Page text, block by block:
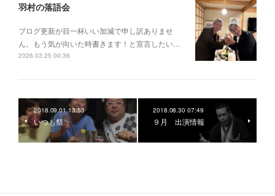
羽村の落語会
ブログ更新が目一杯いい加減で申し訳ありませ
ん。もう気が向いた時書きます！と宣言したい…
2026.03.25 00:36
2018.09.01 13:53
いつも祭
2018.08.30 07:49
９月 出演情報